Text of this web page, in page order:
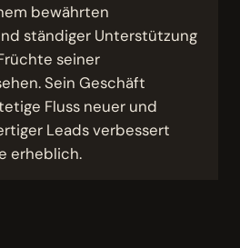
bewährten
ständiger Unterstützung
seiner
Sein Geschäft
Fluss neuer und
Leads verbessert
erheblich.